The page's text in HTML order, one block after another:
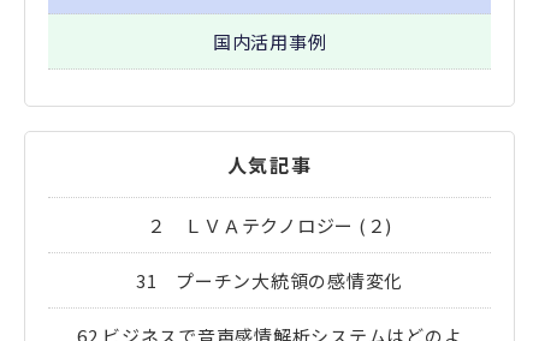
国内活用事例
人気記事
２ ＬＶＡテクノロジー (２)
31 プーチン大統領の感情変化
62 ビジネスで音声感情解析システムはどのよ